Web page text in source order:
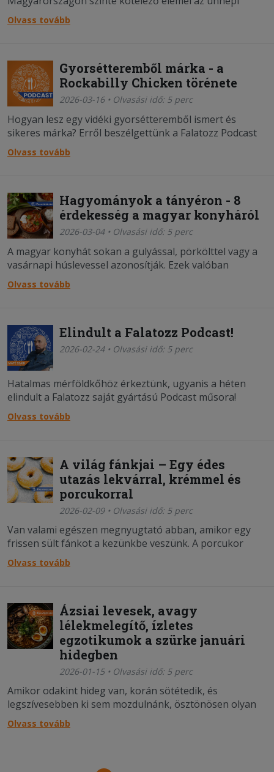
asztalnak. De vajon mit esznek húsvétkor a világ más
részein?
Olvass tovább
Gyorsétteremből márka - a
Rockabilly Chicken törénete
2026-03-16 • Olvasási idő: 5 perc
Hogyan lesz egy vidéki gyorsétteremből ismert és
sikeres márka? Erről beszélgettünk a Falatozz Podcast
első epizódjában, ahol a vendég Vass László, a miskolci
Rockabilly Chicken tulajdonosa volt.
Olvass tovább
Hagyományok a tányéron - 8
érdekesség a magyar konyháról
2026-03-04 • Olvasási idő: 5 perc
A magyar konyhát sokan a gulyással, pörkölttel vagy a
vasárnapi húslevessel azonosítják. Ezek valóban
ikonikus fogások, amik ma már a mindennapjaink
részeit képezik, de a gasztronómiánk ennél jóval
Olvass tovább
Elindult a Falatozz Podcast!
2026-02-24 • Olvasási idő: 5 perc
Hatalmas mérföldkőhöz érkeztünk, ugyanis a héten
elindult a Falatozz saját gyártású Podcast műsora!
Olvass tovább
A világ fánkjai – Egy édes
utazás lekvárral, krémmel és
porcukorral
2026-02-09 • Olvasási idő: 5 perc
Van valami egészen megnyugtató abban, amikor egy
frissen sült fánkot a kezünkbe veszünk. A porcukor
finoman száll, a tészta még langyos, a töltelék pedig ott
rejtőzik belül – lekvár, krém, csokoládé vagy éppen
Olvass tovább
Ázsiai levesek, avagy
lélekmelegítő, ízletes
egzotikumok a szürke januári
hidegben
2026-01-15 • Olvasási idő: 5 perc
Amikor odakint hideg van, korán sötétedik, és
legszívesebben ki sem mozdulnánk, ösztönösen olyan
ételekhez nyúlunk, amelyek felmelegítenek és
megnyugtatnak. Az ázsiai konyha levesei pontosan ezt
Olvass tovább